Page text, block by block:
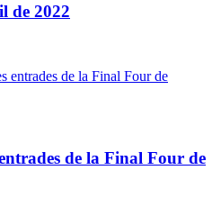
de 2022
de la Final Four de